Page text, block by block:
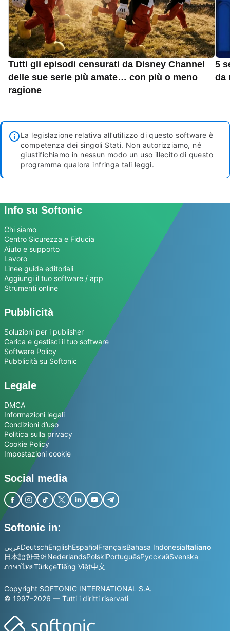
Tutti gli episodi censurati da Disney Channel
delle sue serie più amate… con più o meno
ragione
5
da
La legislazione relativa all’utilizzo di questo software è
competenza dei singoli Stati. Non autorizziamo, né
giustifichiamo in nessun modo un uso illecito di questo
programma qualora infringa tali leggi.
Info su Softonic
Chi siamo
Centro Sicurezza e Fiducia
Aiuto e supporto
Lavoro
Linee guida editoriali
Aggiungi il tuo software / app
Strumenti online
Pubblicità
Soluzioni per i publisher
Carica e gestisci il tuo software
Software Policy
Pubblicità su Softonic
Legale
DMCA
Informazioni legali
Condizioni d’uso
Politica sulla privacy
Cookie Policy
Impostazioni cookie
Social media
Softonic in:
عربيDeutschEnglishEspañolFrançaisBahasa IndonesiaItaliano
日本語한국어NederlandsPolskiPortuguêsРусскийSvenska
ภาษาไทยTürkçeTiếng Việt中文
Copyright SOFTONIC INTERNATIONAL S.A.
© 1997–2026 — Tutti i diritti riservati